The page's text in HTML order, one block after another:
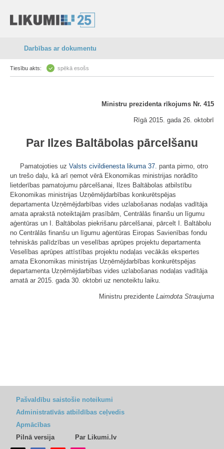
Darbības ar dokumentu
Tiesību akts: spēkā esošs
Ministru prezidenta rīkojums Nr. 415
Rīgā 2015. gada 26. oktobrī
Par Ilzes Baltābolas pārcelšanu
Pamatojoties uz Valsts civildienesta likuma 37. panta pirmo, otro
un trešo daļu, kā arī ņemot vērā Ekonomikas ministrijas norādīto
lietderības pamatojumu pārcelšanai, Ilzes Baltābolas atbilstību
Ekonomikas ministrijas Uzņēmējdarbības konkurētspējas
departamenta Uzņēmējdarbības vides uzlabošanas nodaļas vadītāja
amata aprakstā noteiktajām prasībām, Centrālās finanšu un līgumu
aģentūras un I. Baltābolas piekrišanu pārcelšanai, pārcelt I. Baltābolu
no Centrālās finanšu un līgumu aģentūras Eiropas Savienības fondu
tehniskās palīdzības un veselības aprūpes projektu departamenta
Veselības aprūpes attīstības projektu nodaļas vecākās ekspertes
amata Ekonomikas ministrijas Uzņēmējdarbības konkurētspējas
departamenta Uzņēmējdarbības vides uzlabošanas nodaļas vadītāja
amatā ar 2015. gada 30. oktobri uz nenoteiktu laiku.
Ministru prezidente Laimdota Straujuma
Pašvaldību saistošie noteikumi
Administratīvās atbildības ceļvedis
Apmācības
Pilnā versija
Par Likumi.lv